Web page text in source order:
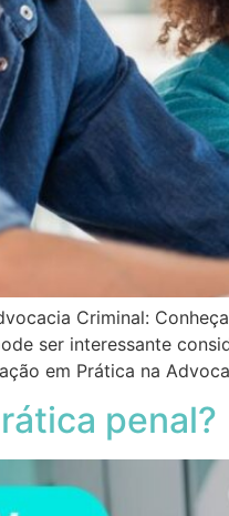
Criminal:
ser interessante
em Prática na
penal?